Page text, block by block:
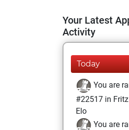
Your Latest
Activity
Today
You are
#22517 in
Elo
You are